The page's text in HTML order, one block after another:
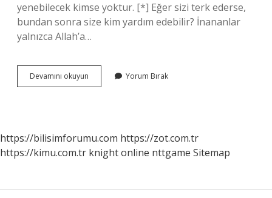
yenebilecek kimse yoktur. [*] Eğer sizi terk ederse,
bundan sonra size kim yardım edebilir? İnananlar
yalnızca Allah’a…
Devamını okuyun
Zenginliği
Yorum Bırak
https://bilisimforumu.com https://zot.com.tr
https://kimu.com.tr knight online nttgame Sitemap